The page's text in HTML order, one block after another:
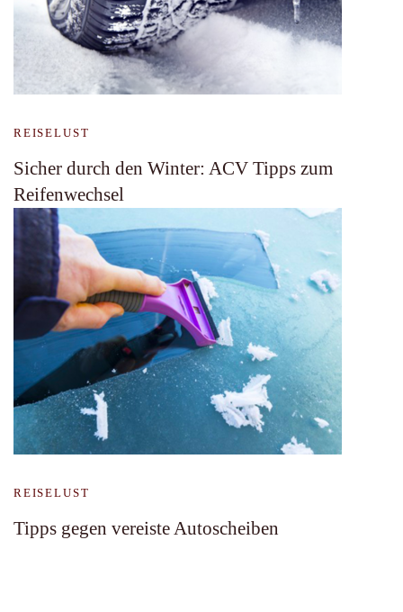
REISELUST
Sicher durch den Winter: ACV Tipps zum
Reifenwechsel
REISELUST
Tipps gegen vereiste Autoscheiben